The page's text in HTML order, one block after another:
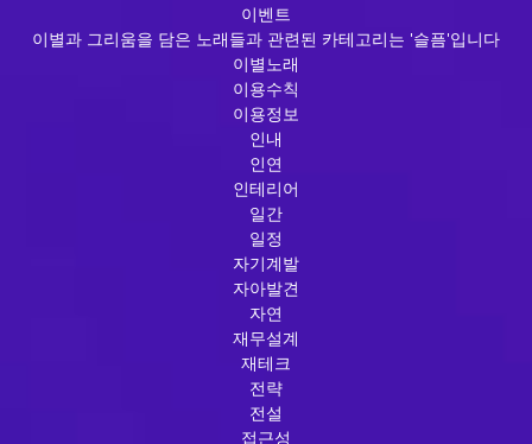
이벤트
이별과 그리움을 담은 노래들과 관련된 카테고리는 '슬픔'입니다
이별노래
이용수칙
이용정보
인내
인연
인테리어
일간
일정
자기계발
자아발견
자연
재무설계
재테크
전략
전설
접근성